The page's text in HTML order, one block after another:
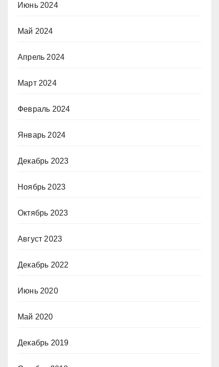
Июнь 2024
Май 2024
Апрель 2024
Март 2024
Февраль 2024
Январь 2024
Декабрь 2023
Ноябрь 2023
Октябрь 2023
Август 2023
Декабрь 2022
Июнь 2020
Май 2020
Декабрь 2019